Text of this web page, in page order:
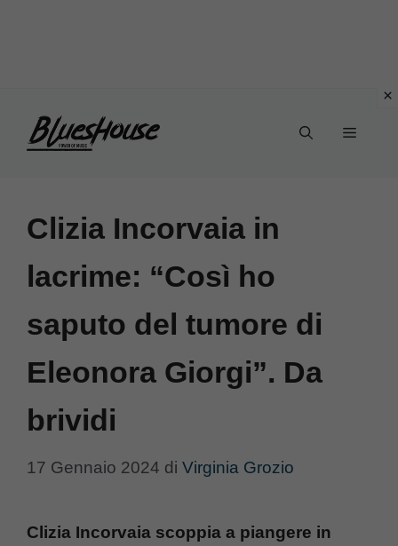
Menu
Clizia Incorvaia in
lacrime: “Così ho
saputo del tumore di
Eleonora Giorgi”. Da
brividi
17 Gennaio 2024 di Virginia Grozio
Clizia Incorvaia scoppia a piangere in